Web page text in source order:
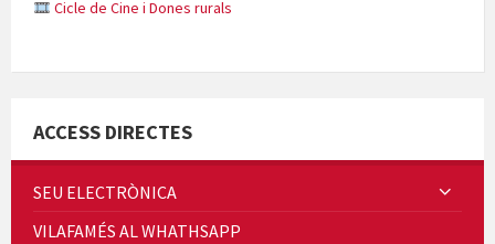
Concerts al Museu
ACCESS DIRECTES
SEU ELECTRÒNICA
VILAFAMÉS AL WHATHSAPP